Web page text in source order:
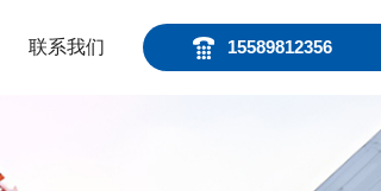
15589812356
联系我们